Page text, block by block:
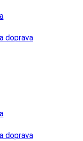
doprava
doprava